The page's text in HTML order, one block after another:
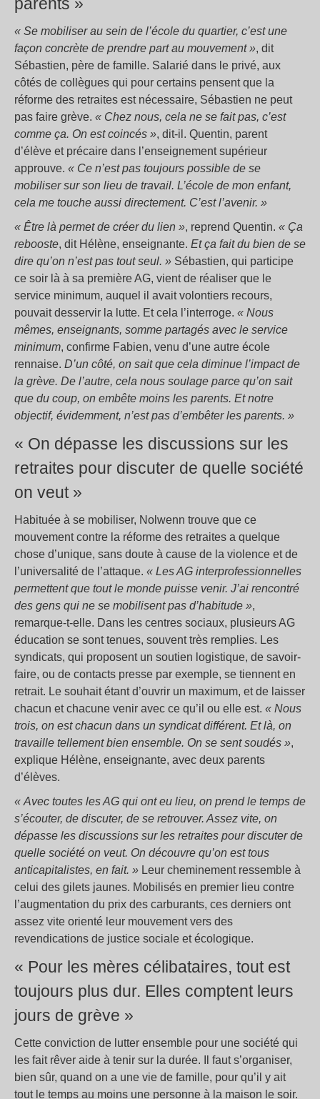
« Se mobiliser au sein de l’école du quartier, c’est une
façon concrète de prendre part au mouvement », dit
Sébastien, père de famille. Salarié dans le privé, aux
côtés de collègues qui pour certains pensent que la
réforme des retraites est nécessaire, Sébastien ne peut
pas faire grève. « Chez nous, cela ne se fait pas, c’est
comme ça. On est coincés », dit-il. Quentin, parent
d’élève et précaire dans l’enseignement supérieur
approuve. « Ce n’est pas toujours possible de se
mobiliser sur son lieu de travail. L’école de mon enfant,
cela me touche aussi directement. C’est l’avenir. »
« Être là permet de créer du lien », reprend Quentin. « Ça
rebooste, dit Hélène, enseignante. Et ça fait du bien de se
dire qu’on n’est pas tout seul. » Sébastien, qui participe
ce soir là à sa première AG, vient de réaliser que le
service minimum, auquel il avait volontiers recours,
pouvait desservir la lutte. Et cela l’interroge. « Nous
mêmes, enseignants, somme partagés avec le service
minimum, confirme Fabien, venu d’une autre école
rennaise. D’un côté, on sait que cela diminue l’impact de
la grève. De l’autre, cela nous soulage parce qu’on sait
que du coup, on embête moins les parents. Et notre
objectif, évidemment, n’est pas d’embêter les parents. »
« On dépasse les discussions sur les
retraites pour discuter de quelle société
on veut »
Habituée à se mobiliser, Nolwenn trouve que ce
mouvement contre la réforme des retraites a quelque
chose d’unique, sans doute à cause de la violence et de
l’universalité de l’attaque. « Les AG interprofessionnelles
permettent que tout le monde puisse venir. J’ai rencontré
des gens qui ne se mobilisent pas d’habitude »,
remarque-t-elle. Dans les centres sociaux, plusieurs AG
éducation se sont tenues, souvent très remplies. Les
syndicats, qui proposent un soutien logistique, de savoir-
faire, ou de contacts presse par exemple, se tiennent en
retrait. Le souhait étant d’ouvrir un maximum, et de laisser
chacun et chacune venir avec ce qu’il ou elle est. « Nous
trois, on est chacun dans un syndicat différent. Et là, on
travaille tellement bien ensemble. On se sent soudés »,
explique Hélène, enseignante, avec deux parents
d’élèves.
« Avec toutes les AG qui ont eu lieu, on prend le temps de
s’écouter, de discuter, de se retrouver. Assez vite, on
dépasse les discussions sur les retraites pour discuter de
quelle société on veut. On découvre qu’on est tous
anticapitalistes, en fait. » Leur cheminement ressemble à
celui des gilets jaunes. Mobilisés en premier lieu contre
l’augmentation du prix des carburants, ces derniers ont
assez vite orienté leur mouvement vers des
revendications de justice sociale et écologique.
« Pour les mères célibataires, tout est
toujours plus dur. Elles comptent leurs
jours de grève »
Cette conviction de lutter ensemble pour une société qui
les fait rêver aide à tenir sur la durée. Il faut s’organiser,
bien sûr, quand on a une vie de famille, pour qu’il y ait
tout le temps au moins une personne à la maison le soir.